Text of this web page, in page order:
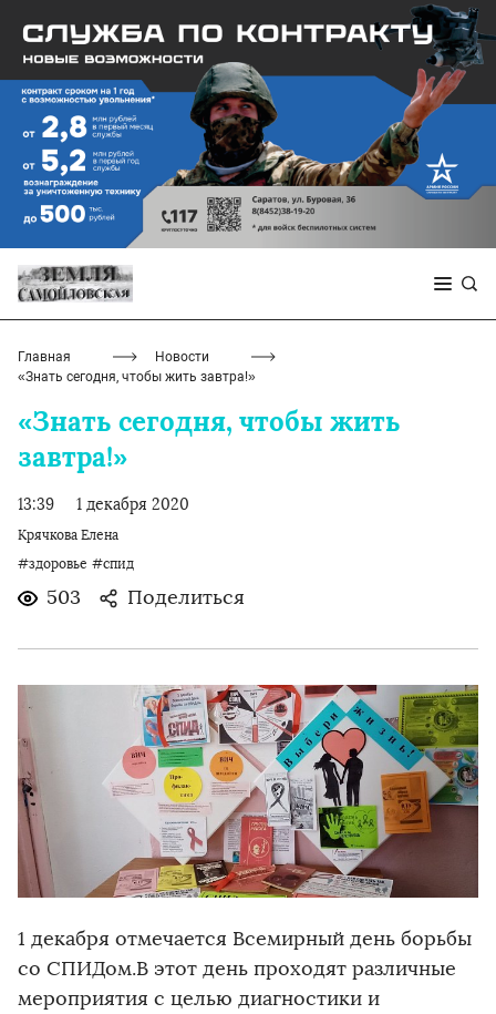
Главная
Новости
«Знать сегодня, чтобы жить завтра!»
«Знать сегодня, чтобы жить
завтра!»
13:39 1 декабря 2020
Крячкова Елена
#здоровье #спид
503 Поделиться
1 декабря отмечается Всемирный день борьбы
со СПИДом.В этот день проходят различные
мероприятия с целью диагностики и